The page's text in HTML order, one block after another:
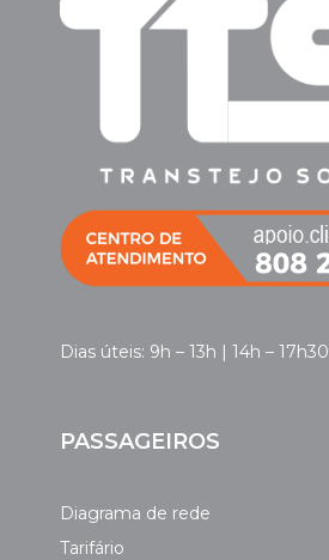
Dias úteis: 9h – 13h | 14h – 17h30
PASSAGEIROS
Diagrama de rede
Tarifário